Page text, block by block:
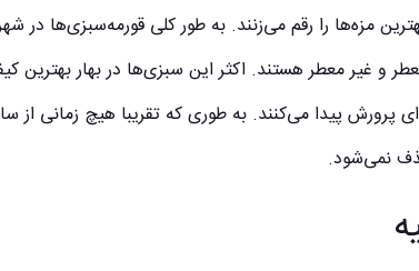
مزه‌ها را رقم می‌زنند. به طور کلی قورمه‌سبزی‌ها در
غیر معطر هستند. اکثر این سبزی‌ها در بهار بهترین
پیدا می‌کنند. به طوری که تقریبا هیچ زمانی از
نمی‌شود.